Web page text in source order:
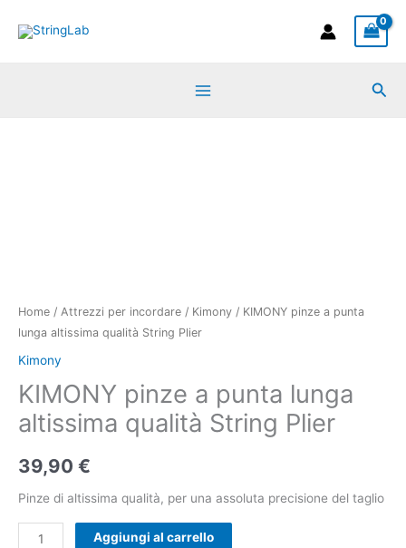
Home / Attrezzi per incordare / Kimony / KIMONY pinze a punta
lunga altissima qualità String Plier
Kimony
KIMONY pinze a punta lunga
altissima qualità String Plier
39,90 €
Pinze di altissima qualità, per una assoluta precisione del taglio
Plier
quantità
Aggiungi al carrello
altissima